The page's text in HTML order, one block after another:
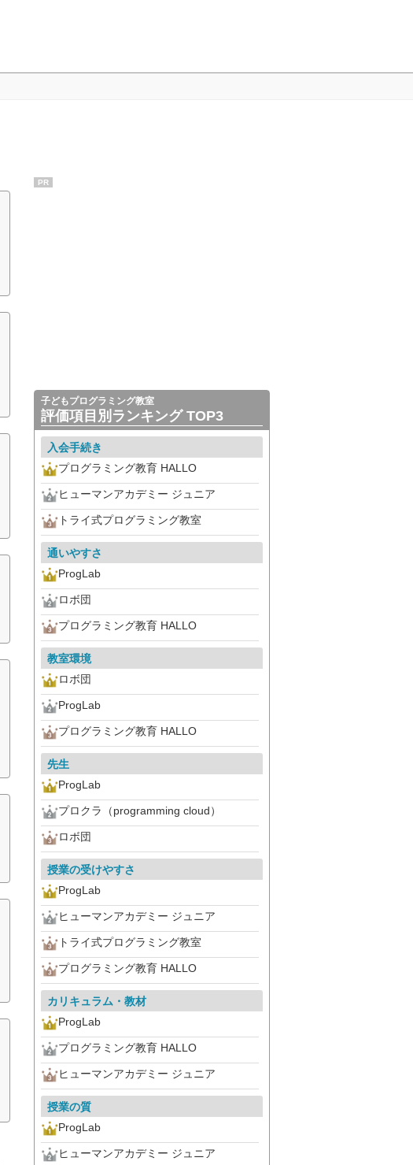
PR
子どもプログラミング教室
評価項目別ランキング TOP3
入会手続き
プログラミング教育 HALLO
ヒューマンアカデミー ジュニア
トライ式プログラミング教室
通いやすさ
ProgLab
ロボ団
プログラミング教育 HALLO
教室環境
ロボ団
ProgLab
プログラミング教育 HALLO
先生
ProgLab
プロクラ（programming cloud）
ロボ団
授業の受けやすさ
ProgLab
ヒューマンアカデミー ジュニア
トライ式プログラミング教室
プログラミング教育 HALLO
カリキュラム・教材
ProgLab
プログラミング教育 HALLO
ヒューマンアカデミー ジュニア
授業の質
ProgLab
ヒューマンアカデミー ジュニア